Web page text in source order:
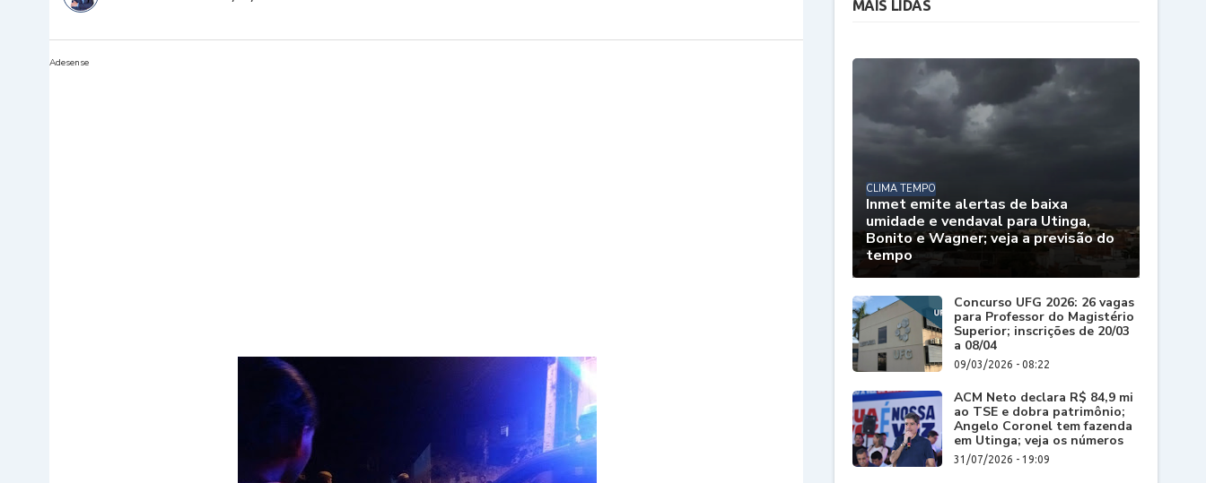
Adesense
MAIS LIDAS
CLIMA TEMPO
Inmet emite alertas de baixa
umidade e vendaval para Utinga,
Bonito e Wagner; veja a previsão do
tempo
Concurso UFG 2026: 26 vagas
para Professor do Magistério
Superior; inscrições de 20/03
a 08/04
09/03/2026 - 08:22
ACM Neto declara R$ 84,9 mi
ao TSE e dobra patrimônio;
Angelo Coronel tem fazenda
em Utinga; veja os números
31/07/2026 - 19:09